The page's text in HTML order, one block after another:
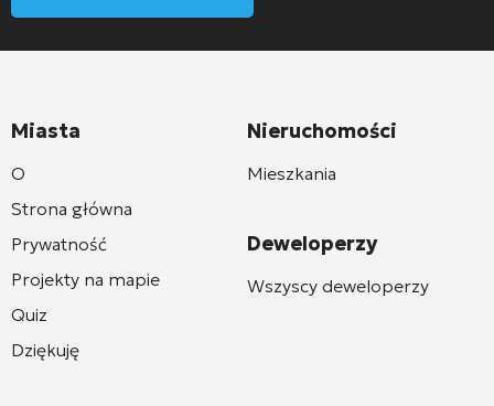
Miasta
O
Strona główna
Prywatność
Projekty na mapie
Quiz
Dziękuję
Nieruchomości
Mieszkania
Deweloperzy
Wszyscy deweloperzy